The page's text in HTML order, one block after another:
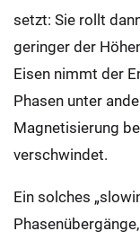
setzt: Sie rollt
geringer der
Eisen nimmt der
Phasen unter
Magnetisierung
verschwindet.
Ein solches